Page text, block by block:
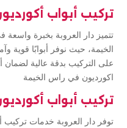
تركيب أبواب
تتميز دار العروبة بخبرة
الخيمة، حيث نوفر أبوابًا قوية
على التركيب بدقة عالية
اكورديون في راس الخيمة
تركيب أبواب
توفر دار العروبة خدمات تركيب